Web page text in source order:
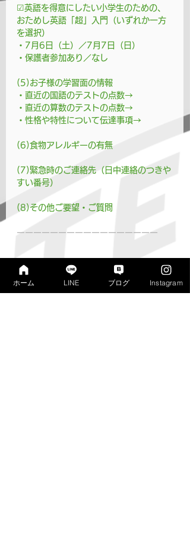
☑英語を得意にしたい小学生のための、
おためし英語「超」入門（いずれか一方
を選択）
・7月6日（土）／7月7日（日）
・保護者参加あり／なし
(5)お子様の学習面の情報
・直近の国語のテストの点数→
・直近の算数のテストの点数→
・性格や特性について伝達事項→
(6)食物アレルギーの有無
(7)緊急時のご連絡先（日中連絡のつきや
すい番号）
(8)その他ご要望・ご質問
ーーーーーーーーーーーーーーーーー
それでは、以下のページへお進みいただ
き、手順や注意事項をご確認いただいた
ホーム LINE ブログ Instagram